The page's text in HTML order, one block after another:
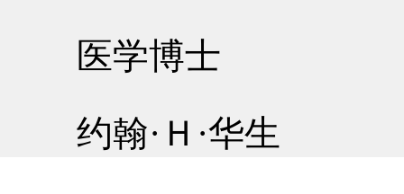
医学博士
约翰·Ｈ·华生